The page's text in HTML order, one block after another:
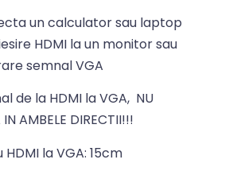
un calculator sau laptop
HDMI la un monitor sau
semnal VGA
de la HDMI la VGA, NU
AMBELE DIRECTII!!!
la VGA: 15cm